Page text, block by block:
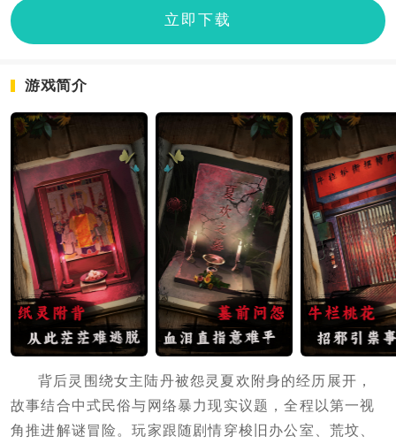
立即下载
游戏简介
背后灵围绕女主陆丹被怨灵夏欢附身的经历展开，
故事结合中式民俗与网络暴力现实议题，全程以第一视
角推进解谜冒险。玩家跟随剧情穿梭旧办公室、荒坟、